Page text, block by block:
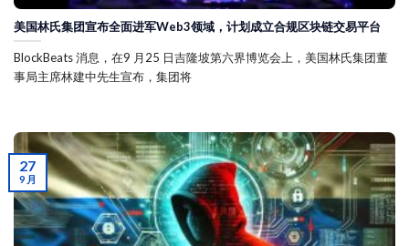
美国林氏集团宣布全面进军Web3领域，计划成立合规区块链交易平台
BlockBeats 消息，在9 月25 日吉隆坡第六界博览会上，美国林氏集团董
事局主席林建中先生宣布，集团将
27
9 月